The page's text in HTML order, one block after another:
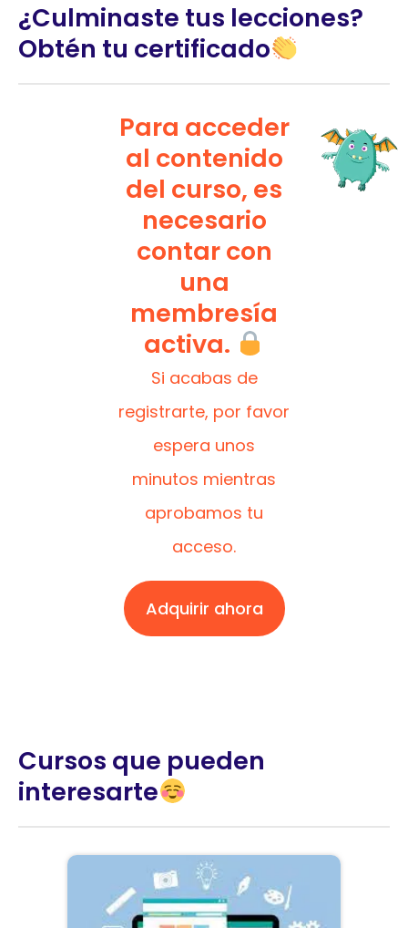
¿Culminaste tus lecciones?
Obtén tu certificado
Para acceder
al contenido
del curso, es
necesario
contar con
una
membresía
activa.
Si acabas de
registrarte, por favor
espera unos
minutos mientras
aprobamos tu
acceso.
Adquirir ahora
Cursos que pueden
interesarte